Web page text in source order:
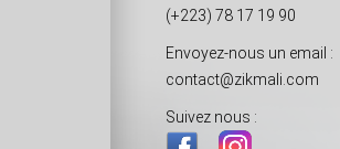
(+223) 78 17 19 90
Envoyez-nous un email :
contact@zikmali.com
Suivez nous :